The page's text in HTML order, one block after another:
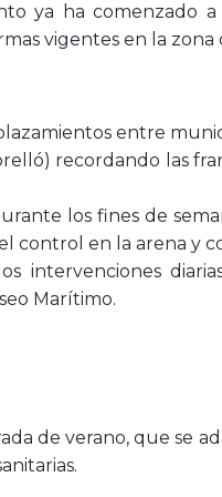
ya ha comenzado a
vigentes en la zona
entre
recordando las
los fines de
control en la arena y
intervenciones
Marítimo.
de verano, que se